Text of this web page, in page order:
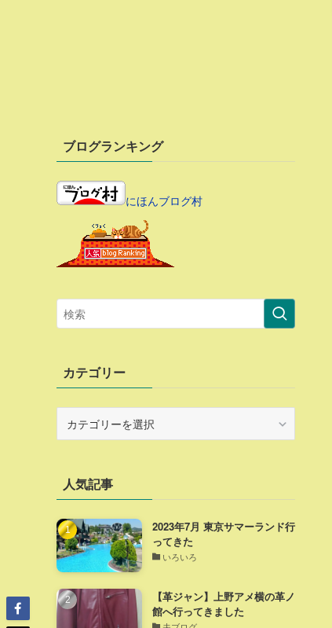
ブログランキング
にほんブログ村
カテゴリー
ー人気記事
2023年7月 東京サマーランド行
ってきた
いろいろ
【革ジャン】上野アメ横の革ノ
館へ行ってきました